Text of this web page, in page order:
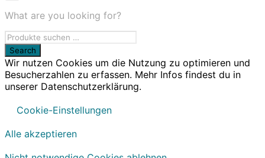
What are you looking for?
Wir nutzen Cookies um die Nutzung zu optimieren und
Besucherzahlen zu erfassen. Mehr Infos findest du in
unserer Datenschutzerklärung.
Cookie-Einstellungen
Alle akzeptieren